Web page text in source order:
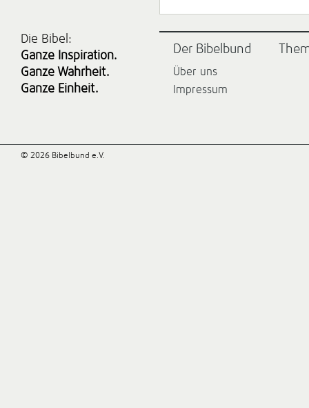
Die Bibel:
Ganze Inspiration.
Ganze Wahrheit.
Ganze Einheit.
Der Bibelbund
Über uns
Impressum
© 2026 Bibelbund e.V.